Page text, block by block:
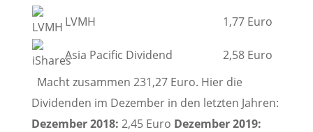
LVMH 1,77 Euro
Asia Pacific Dividend
2,58 Euro
Macht zusammen 231,27 Euro. Hier die
Dividenden im Dezember in den letzten Jahren:
Dezember 2018: 2,45 Euro Dezember 2019: